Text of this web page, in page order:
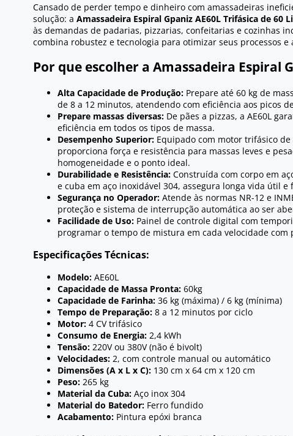
Cansado de perder tempo e dinheiro com amassadeiras
solução: a Amassadeira Espiral Gpaniz AE60L Trifásica de 60
às demandas de padarias, pizzarias, confeitarias e cozinhas
combina robustez e tecnologia para otimizar seus processos
Por que escolher a Amassadeira Espiral
Alta Capacidade de Produção: Prepare até 60 kg de
de 8 a 12 minutos, atendendo com eficiência aos picos
Prepare massas diversas: De pães a pizzas, a AE60L
eficiência em todos os tipos de massa.
Desempenho Superior: Equipado com motor trifásico de
proporciona força e resistência para massas leves e
homogeneidade e o ponto ideal.
Durabilidade e Resistência: Construída com corpo em
e cuba em aço inoxidável 304, assegura longa vida útil
Segurança no Operador: Atende às normas NR-12 e
proteção e sistema de interrupção automática ao ser
Facilidade de Uso: Painel de controle digital com
programar o tempo de mistura em cada velocidade com
Especificações Técnicas:
Modelo: AE60L
Capacidade de Massa Pronta: 60kg
Capacidade de Farinha: 36 kg (máxima) / 6 kg (mínima)
Tempo de Preparação: 8 a 12 minutos por ciclo
Motor: 4 CV trifásico
Consumo de Energia: 2,4 kWh
Tensão: 220V ou 380V (não é bivolt)
Velocidades: 2, com controle manual ou automático
Dimensões (A x L x C): 130 cm x 64 cm x 120 cm
Peso: 265 kg
Material da Cuba: Aço inox 304
Material do Batedor: Ferro fundido
Acabamento: Pintura epóxi branca